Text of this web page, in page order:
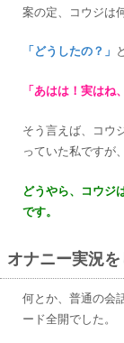
案の定、コウジは
「どうしたの？」
「あはは！実はね
そう言えば、コウ
っていた私ですが
どうやら、コウジ
です。
オナニー実況
何とか、普通の会
ード全開でした。